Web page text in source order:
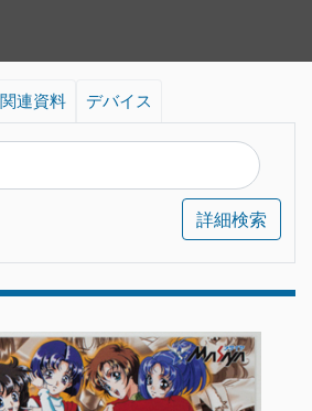
関連資料 デバイス
詳細検索